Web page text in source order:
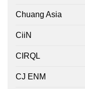
Chuang Asia
CiiN
CIRQL
CJ ENM